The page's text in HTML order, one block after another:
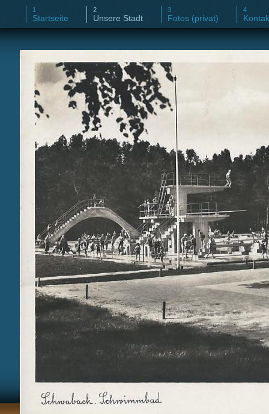
Startseite Unsere Stadt Fotos (privat)